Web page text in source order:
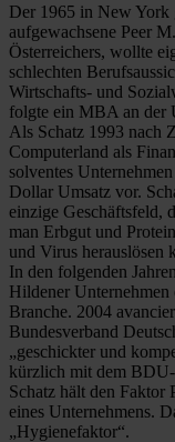
Der 1965 in New York
aufgewachsene Peer
Österreichers, wollte
schlechten
Wirtschafts- und
folgte ein MBA an der
Als Schatz 1993 nach
Computerland als
solventes
Dollar Umsatz vor.
einzige Geschäftsfeld,
man Erbgut und
und Virus herauslösen
In den folgenden
Hildener
Branche. 2004
Bundesverband
„geschickter und
kürzlich mit dem
Schatz hält den Faktor
eines Unternehmens.
„Hygienefaktor“.